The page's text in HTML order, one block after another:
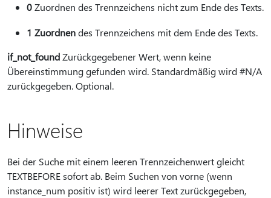
0Zuordnen des Trennzeichens nicht zum Ende des Texts.
1 Zuordnendes Trennzeichens mit dem Ende des Texts.
if_not_foundZurückgegebener Wert, wenn keine
Übereinstimmung gefunden wird. Standardmäßig wird #N/A
zurückgegeben. Optional.
Hinweise
Bei der Suche mit einem leeren Trennzeichenwert gleicht
TEXTBEFORE sofort ab. Beim Suchen von vorne (wenn
instance_num positiv ist) wird leerer Text zurückgegeben,